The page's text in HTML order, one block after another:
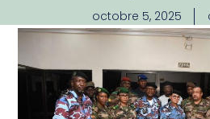
octobre 5, 2025